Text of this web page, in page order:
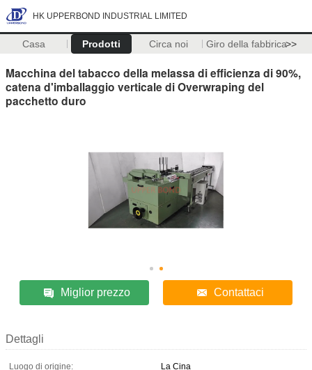
HK UPPERBOND INDUSTRIAL LIMITED
Casa Prodotti Circa noi Giro della fabbrica>>
Macchina del tabacco della melassa di efficienza di 90%,
catena d'imballaggio verticale di Overwraping del
pacchetto duro
Miglior prezzo Contattaci
Dettagli
Luogo di origine:
La Cina